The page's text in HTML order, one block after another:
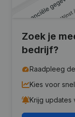
Zoek je
bedrijf?
Raadpleeg
Kies voor
Krijg updates